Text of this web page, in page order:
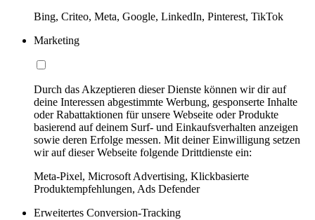
Bing, Criteo, Meta, Google, LinkedIn, Pinterest, TikTok
Marketing
Durch das Akzeptieren dieser Dienste können wir dir auf
deine Interessen abgestimmte Werbung, gesponserte Inhalte
oder Rabattaktionen für unsere Webseite oder Produkte
basierend auf deinem Surf- und Einkaufsverhalten anzeigen
sowie deren Erfolge messen. Mit deiner Einwilligung setzen
wir auf dieser Webseite folgende Drittdienste ein:
Meta-Pixel, Microsoft Advertising, Klickbasierte
Produktempfehlungen, Ads Defender
Erweitertes Conversion-Tracking